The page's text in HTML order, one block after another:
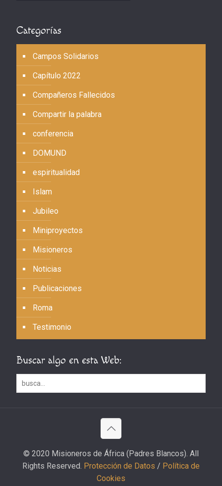
Categorías
Campos Solidarios
Capítulo 2022
Compañeros Fallecidos
Compartir la palabra
conferencia
DOMUND
espiritualidad
Islam
Jubileo
Miniproyectos
Misioneros
Noticias
Publicaciones
Roma
Testimonio
Buscar algo en esta Web:
© 2020 Misioneros de África (Padres Blancos). All
Rights Reserved. Protección de Datos / Política de
Cookies